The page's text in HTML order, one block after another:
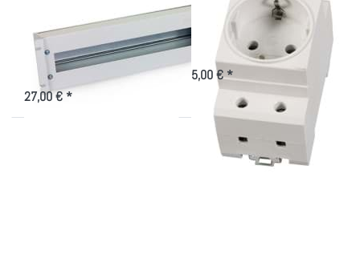
Schutzschalterleiste
mit Abdeckung
19 Zoll Schutzschalterleiste im IT-
Schrank mit Sicherungsautomaten
27,00 € *
fach für Hutschiene
Steckdose offen für die 19 Zoll
Schutzschalterleiste
5,00 € *
Drücken
Sie ENTER